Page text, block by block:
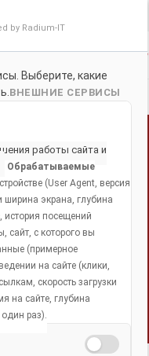
улыбки Продукты
by Radium-IT
Выберите, какие
ВНЕШНИЕ СЕРВИСЫ
работы сайта и
Обрабатываемые
(User Agent, версия
ширина экрана, глубина
история посещений
сайт, с которого вы
(примерное
на сайте (клики,
скорость загрузки
на сайте, глубина
раз).